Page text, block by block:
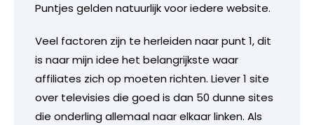
Puntjes gelden natuurlijk voor iedere website.
Veel factoren zijn te herleiden naar punt 1, dit
is naar mijn idee het belangrijkste waar
affiliates zich op moeten richten. Liever 1 site
over televisies die goed is dan 50 dunne sites
die onderling allemaal naar elkaar linken. Als